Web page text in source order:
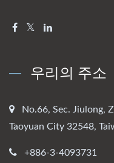
우리의 주소
No.66, Sec. Jiulong,
Taoyuan City 32548,
+886-3-4093731